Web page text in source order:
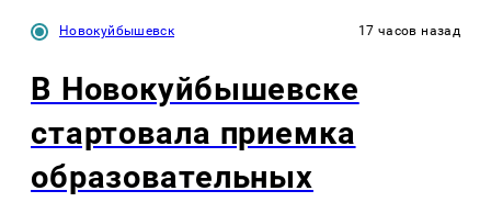
Новокуйбышевск 17 часов назад
В Новокуйбышевске
стартовала приемка
образовательных